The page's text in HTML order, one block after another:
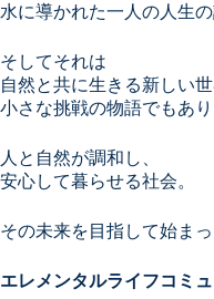
水に導かれた一人の人生
そしてそれは
自然と共に生きる新しい
小さな挑戦の物語でもあり
人と自然が調和し、
安心して暮らせる社会。
その未来を目指して始ま
エレメンタルライフコミュ